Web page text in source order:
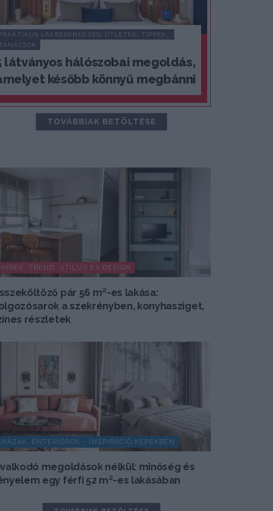
PRAKTIKUS LAKBERENDEZÉSI ÖTLETEK, TIPPEK,
TANÁCSOK
látványos hálószobai megoldás,
később könnyű megbánni
TOVÁBBIAK BETÖLTÉSE
HÍREK, TREND, STÍLUS ÉS DESIGN
pár 56 m²-es lakása:
a szekrényben, konyhasziget,
részletek
HÁZAK, ENTERIŐRÖK - INSPIRÁCIÓ KÉPEKBEN
megoldások nélkül: minőség és
egy férfi 52 m²-es lakásában